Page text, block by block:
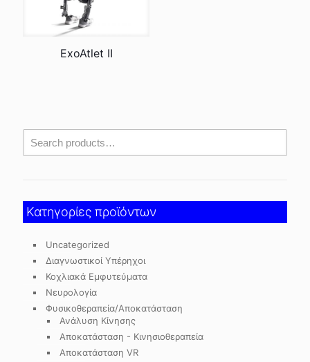
ExoAtlet II
Κατηγορίες προϊόντων
Uncategorized
Διαγνωστικοί Υπέρηχοι
Κοχλιακά Εμφυτεύματα
Νευρολογία
Φυσικοθεραπεία/Αποκατάσταση
Ανάλυση Κίνησης
Αποκατάσταση - Κινησιοθεραπεία
Αποκατάσταση VR